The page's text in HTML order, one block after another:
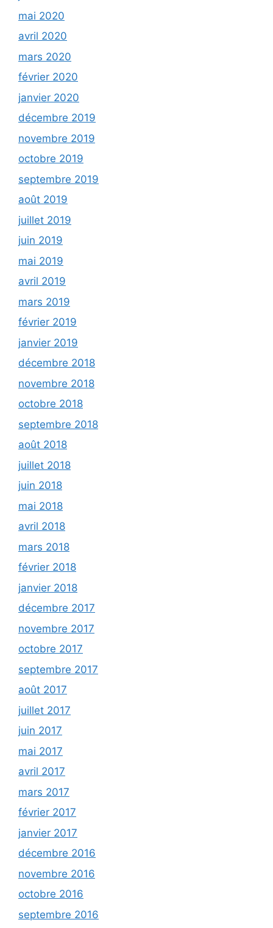
mai 2020
avril 2020
mars 2020
février 2020
janvier 2020
décembre 2019
novembre 2019
octobre 2019
septembre 2019
août 2019
juillet 2019
juin 2019
mai 2019
avril 2019
mars 2019
février 2019
janvier 2019
décembre 2018
novembre 2018
octobre 2018
septembre 2018
août 2018
juillet 2018
juin 2018
mai 2018
avril 2018
mars 2018
février 2018
janvier 2018
décembre 2017
novembre 2017
octobre 2017
septembre 2017
août 2017
juillet 2017
juin 2017
mai 2017
avril 2017
mars 2017
février 2017
janvier 2017
décembre 2016
novembre 2016
octobre 2016
septembre 2016